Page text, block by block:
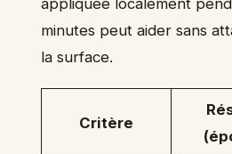
appliquée localement
minutes peut aider sans
la surface.
Critère